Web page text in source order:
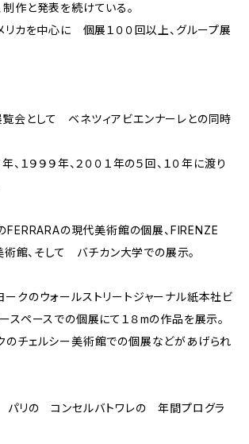
制作と発表を続けている。
メリカを中心に 個展１００回以上、グループ展
として ベネツィアビエンナーレとの同時
年、１９９９年、２００１年の５回、１０年に渡り
FERRARAの現代美術館の個展、FIRENZE
館、そして バチカン大学での展示。
クのウォールストリートジャーナル紙本社ビ
スペースでの個展にて１８mの作品を展示。
のチェルシー美術館での個展などがあげられ
リの コンセルバトワレの 年間プログラ